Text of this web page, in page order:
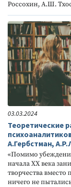
Россохин, А.Ш.
03.03.2024
Теоретические
А.Гербстман,
«Помимо
начала XX века
творчества
ничего не